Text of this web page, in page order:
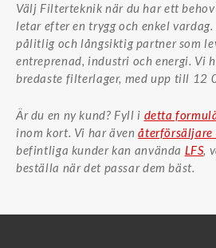
Välj Filterteknik när du har ett
letar efter en trygg och enkel
pålitlig och långsiktig partner som
entreprenad, industri och energi. Vi
bredaste filterlager, med upp till 12
Är du en ny kund? Fyll i detta
inom kort. Vi har ävenåterförsäljare
befintliga kunder kan använda LFS,
beställa när det passar dem bäst.